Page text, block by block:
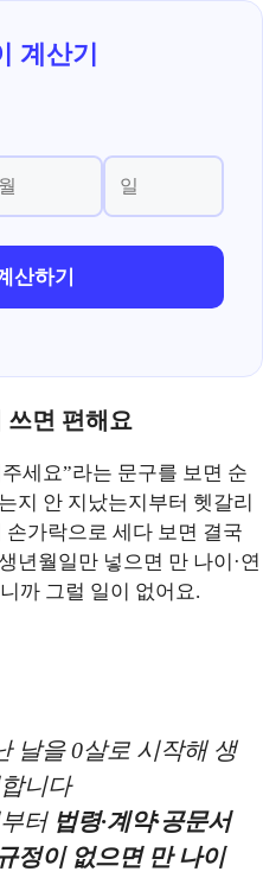
계산기
산하기
쓰면 편해요
세요”라는 문구를 보면 순
지 안 지났는지부터 헷갈리
가락으로 세다 보면 결국
년월일만 넣으면 만 나이·연
까 그럴 일이 없어요.
날을 0살로 시작해 생
니다
터 법령·계약·공문서
정이 없으면 만 나이